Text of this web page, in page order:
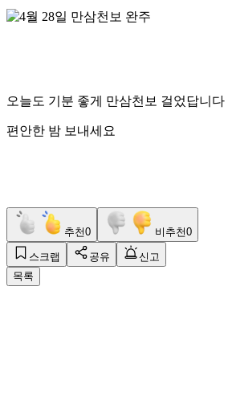
오늘도 기분 좋게 만삼천보 걸었답니다
편안한 밤 보내세요
추천0 비추천0
스크랩 공유
신고
목록